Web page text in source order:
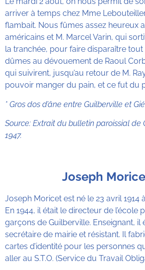
arriver à temps chez Mme
flambait. Nous fûmes assez heureux
américains et M. Marcel Varin, qui
la tranchée, pour faire disparaître tout
dûmes au dévouement de Raoul
qui suivirent, jusqu’au retour de M.
pouvoir manger du pain, et ce fut du
* Gros dos d’âne entre Guilberville et
Source: Extrait du bulletin paroissial de
1947.
Joseph
Joseph Moricet est né le 23 avril 1914
En 1944, il était le directeur de l’école
garçons de Guilberville. Enseignant, il
secrétaire de mairie et résistant. Il
cartes d’identité pour les personnes
aller au S.T.O. (Service du Travail